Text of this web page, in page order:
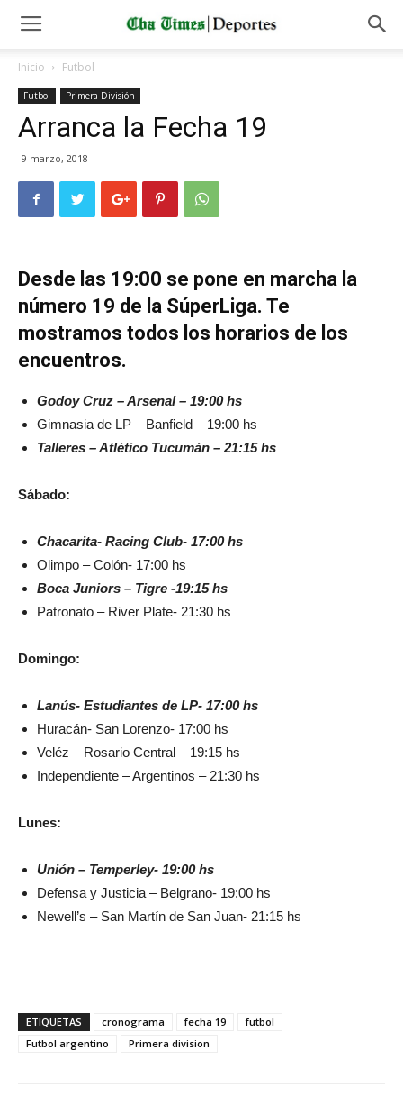
Inicio Futbol
Futbol Primera División
Arranca la Fecha 19
9 marzo, 2018
Desde las 19:00 se pone en marcha la
número 19 de la SúperLiga. Te
mostramos todos los horarios de los
encuentros.
Godoy Cruz – Arsenal – 19:00 hs
Gimnasia de LP – Banfield – 19:00 hs
Talleres – Atlético Tucumán – 21:15 hs
Sábado:
Chacarita- Racing Club- 17:00 hs
Olimpo – Colón- 17:00 hs
Boca Juniors – Tigre -19:15 hs
Patronato – River Plate- 21:30 hs
Domingo:
Lanús- Estudiantes de LP- 17:00 hs
Huracán- San Lorenzo- 17:00 hs
Veléz – Rosario Central – 19:15 hs
Independiente – Argentinos – 21:30 hs
Lunes:
Unión – Temperley- 19:00 hs
Defensa y Justicia – Belgrano- 19:00 hs
Newell’s – San Martín de San Juan- 21:15 hs
ETIQUETAS cronograma fecha 19
futbol
Futbol argentino
Primera division